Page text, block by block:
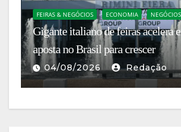
FEIRAS & NEGÓCIOS ECONOMIA NEGÓCIOS
Gigante italiano de feiras acelera
aposta no Brasil para crescer
04/08/2026 Redação